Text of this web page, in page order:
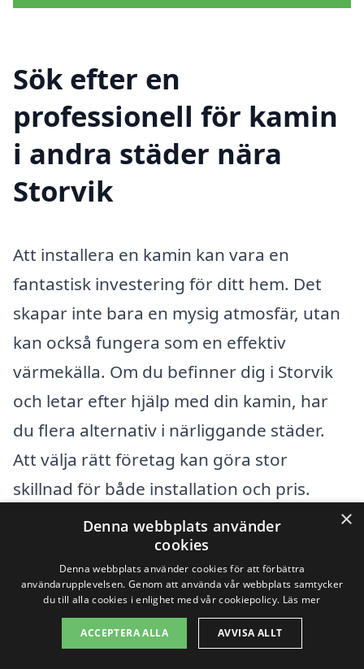
Sök efter en
professionell för kamin
i andra städer nära
Storvik
Att installera en kamin kan vara en
fantastisk investering för ditt hem. Det
skapar inte bara en mysig atmosfär, utan
kan också fungera som en effektiv
värmekälla. Om du befinner dig i Storvik
och letar efter hjälp med din kamin, har
du flera alternativ i närliggande städer.
Att välja rätt företag kan göra stor
skillnad för både installation och pris.
Det finns flera kommuner i närheten av
Storvik där du kan hitta professionella
hantverkare och företag specialiserade
på kaminer. Här är några av de städer
×
Denna webbplats använder
cookies
Denna webbplats använder cookies för att förbättra
användarupplevelsen. Genom att använda vår webbplats samtycker
du till alla cookies i enlighet med vår cookiepolicy. Läs mer
ACCEPTERA ALLA AVVISA ALLT